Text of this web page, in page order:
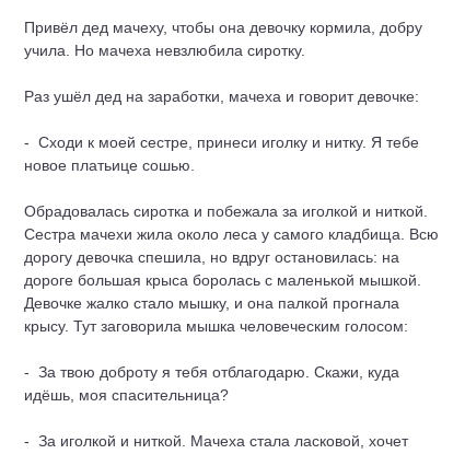
Привёл дед мачеху, чтобы она девочку кормила, добру
учила. Но мачеха невзлюбила сиротку.
Раз ушёл дед на заработки, мачеха и говорит девочке:
- Сходи к моей сестре, принеси иголку и нитку. Я тебе
новое платьи­це сошью.
Обрадовалась сиротка и побежала за иголкой и ниткой.
Сестра маче­хи жила около леса у самого кладбища. Всю
дорогу девочка спешила, но вдруг остановилась: на
дороге большая крыса боролась с маленькой мышкой.
Девочке жалко стало мышку, и она палкой прогнала
крысу. Тут заговорила мышка человеческим голосом:
- За твою доброту я тебя отблагодарю. Скажи, куда
идёшь, моя спа­сительница?
- За иголкой и ниткой. Мачеха стала ласковой, хочет